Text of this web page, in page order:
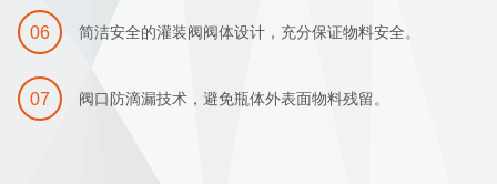
06 简洁安全的灌装阀阀体设计，充分保证物料安全。
07 阀口防滴漏技术，避免瓶体外表面物料残留。